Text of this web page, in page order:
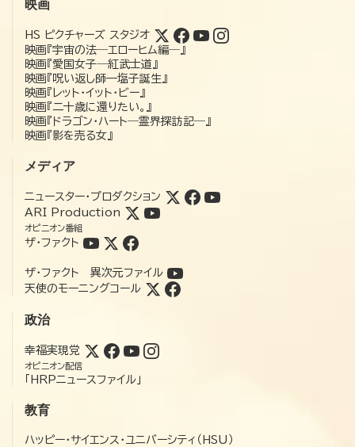
映画
HS ピクチャーズ スタジオ
映画『宇宙の法―エローヒム編―』
映画『愛国女子―紅武士道』
映画『呪い返し師—塩子誕生』
映画『レット・イット・ビー』
映画『二十歳に還りたい。』
映画『ドラゴン・ハート―霊界探訪記―』
映画『影を売る女』
メディア
ニュースター・プロダクション
ARI Production
オピニオン番組
ザ・ファクト
ザ・ファクト 異次元ファイル
天使のモーニングコール
政治
幸福実現党
オピニオン配信
「HRPニュースファイル」
教育
ハッピー・サイエンス・ユニバーシティ（HSU）